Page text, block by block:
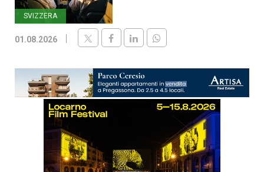
SVIZZERA
01.08.2026